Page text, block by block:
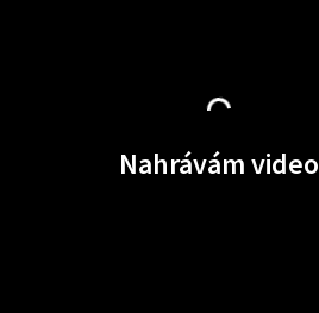
Nahrávám video